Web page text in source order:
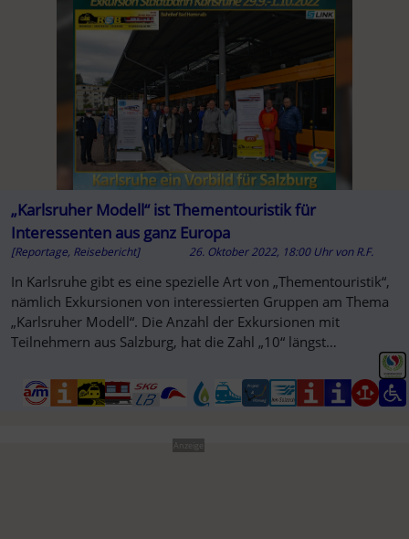
„Karlsruher Modell“ ist Thementouristik für
Interessenten aus ganz Europa
[Reportage, Reisebericht] 26. Oktober 2022, 18:00 Uhr vonR.F.
In Karlsruhe gibt es eine spezielle Art von „Thementouristik“,
nämlich Exkursionen von interessierten Gruppen am Thema
„Karlsruher Modell“. Die Anzahl der Exkursionen mit
Teilnehmern aus Salzburg, hat die Zahl „10“ längst
Anzeige